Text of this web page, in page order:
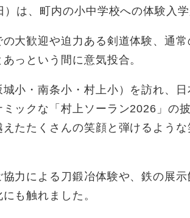
は、町内の小中学校への体験入学
大歓迎や迫力ある剣道体験、通常
っという間に意気投合。
小・南条小・村上小）を訪れ、
ックな「村上ソーラン2026」の
たたくさんの笑顔と弾けるよう
力による刀鍛冶体験や、鉄の展示
も触れました。